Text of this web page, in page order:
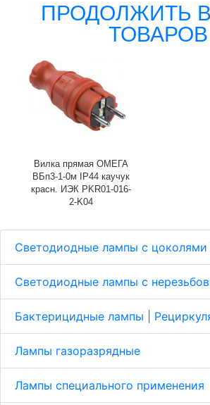
Светодиодные лампы с цоколями
Светодиодные лампы с
Бактерицидные лампы |
Лампы газоразрядные
Лампы специального применения
ПРОДОЛЖИТЬ
ТОВАРОВ
Вилка прямая ОМЕГА
ВБп3-1-0м IP44 каучук
красн. ИЭК PKR01-016-
2-K04